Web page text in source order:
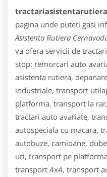
pagina unde puteti gasi
Asistenta Rutiera
va ofera servicii de
stop: remorcari auto
asistenta rutiera,
industriale, transport
platforma, transport la
tractari auto avariate,
autospeciala cu macara,
autobuze, camioane,
uri, transport pe
transport 4x4, transport